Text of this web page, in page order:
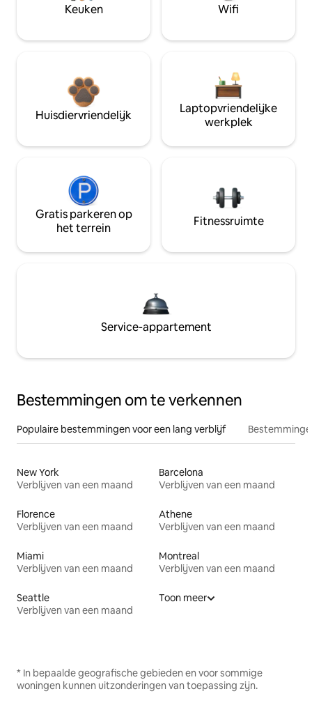
Keuken Wifi
Huisdiervriendelijk
Laptopvriendelijke
werkplek
Gratis parkeren op
het terrein
Fitnessruimte
Service-appartement
Bestemmingen om te verkennen
Populaire bestemmingen voor een lang verblijf
New York
Verblijven van een maand
Barcelona
Verblijven van een maand
Florence
Verblijven van een maand
Athene
Verblijven van een maand
Miami
Verblijven van een maand
Montreal
Verblijven van een maand
Seattle
Verblijven van een maand
Toon meer
* In bepaalde geografische gebieden en voor sommige
woningen kunnen uitzonderingen van toepassing zijn.